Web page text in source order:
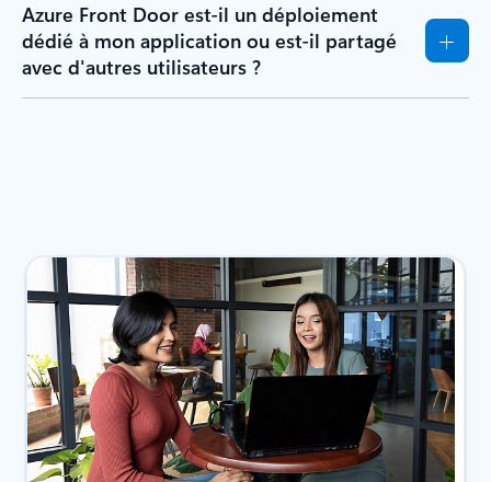
Azure Front Door est-il un déploiement
dédié à mon application ou est-il partagé
avec d'autres utilisateurs ?